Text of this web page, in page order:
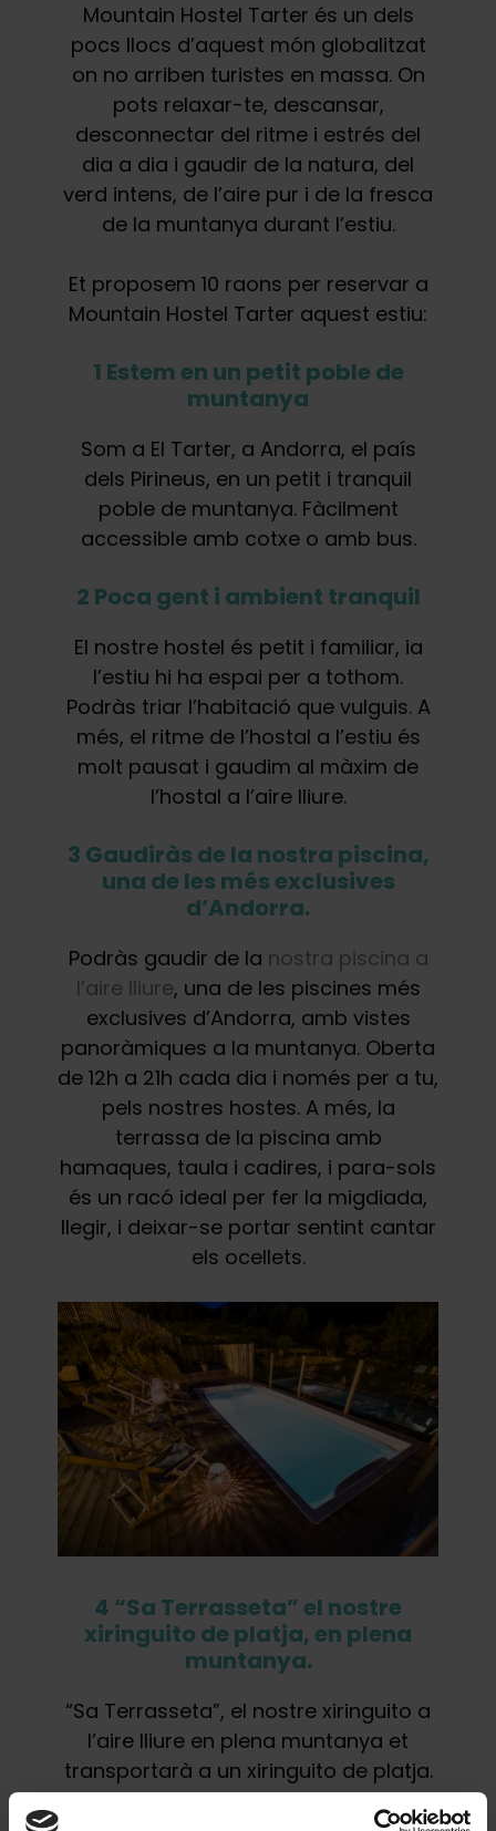
Mountain Hostel Tarter és un dels
pocs llocs d’aquest món globalitzat
on no arriben turistes en massa. On
pots relaxar-te, descansar,
desconnectar del ritme i estrés del
dia a dia i gaudir de la natura, del
verd intens, de l’aire pur i de la fresca
de la muntanya durant l’estiu.
Et proposem 10 raons per reservar a
Mountain Hostel Tarter aquest estiu:
1 Estem en un petit poble de
muntanya
Som a El Tarter, a Andorra, el país
dels Pirineus, en un petit i tranquil
poble de muntanya. Fàcilment
accessible amb cotxe o amb bus.
2 Poca gent i ambient tranquil
El nostre hostel és petit i familiar, ia
l’estiu hi ha espai per a tothom.
Podràs triar l’habitació que vulguis. A
més, el ritme de l’hostal a l’estiu és
molt pausat i gaudim al màxim de
l’hostal a l’aire lliure.
3 Gaudiràs de la nostra piscina,
una de les més exclusives
d’Andorra.
Podràs gaudir de la nostra piscina a
l’aire lliure, una de les piscines més
exclusives d’Andorra, amb vistes
panoràmiques a la muntanya. Oberta
de 12h a 21h cada dia i només per a tu,
pels nostres hostes. A més, la
terrassa de la piscina amb
hamaques, taula i cadires, i para-sols
és un racó ideal per fer la migdiada,
llegir, i deixar-se portar sentint cantar
els ocellets.
4 “Sa Terrasseta” el nostre
xiringuito de platja, en plena
muntanya.
“Sa Terrasseta”, el nostre xiringuito a
l’aire lliure en plena muntanya et
transportarà a un xiringuito de platja.
Fent honor als nostres orígens